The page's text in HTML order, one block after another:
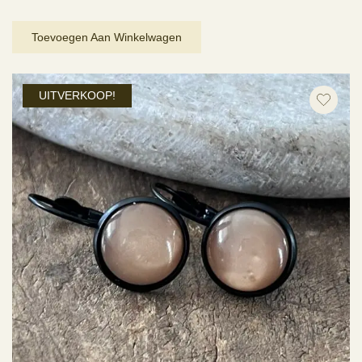
was:
€ 5,95.€ 2,98.
Toevoegen Aan Winkelwagen
UITVERKOOP!